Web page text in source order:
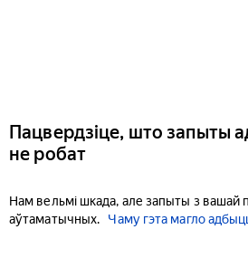
Пацвердзіце, што запыты
не робат
Нам вельмі шкада, але запыты з вашай
аўтаматычных.
Чаму гэта магло